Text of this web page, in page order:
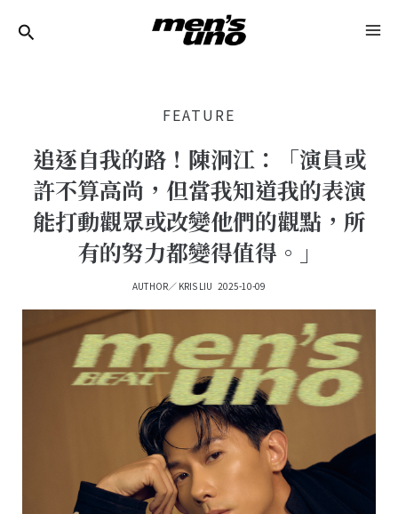
FEATURE
追逐自我的路！陳泂江：「演員或
許不算高尚，但當我知道我的表演
能打動觀眾或改變他們的觀點，所
有的努力都變得值得。」
AUTHOR／ KRIS LIU 2025-10-09
Navigation